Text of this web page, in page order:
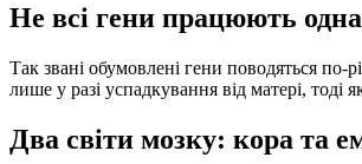
Не всі гени працюють
Так звані обумовлені гени поводяться по-
лише у разі успадкування від матері,
Два світи мозку: кора та